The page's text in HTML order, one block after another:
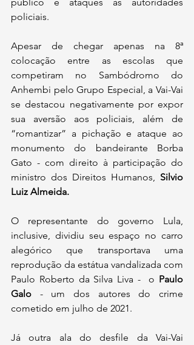
policiais.
Apesar de chegar apenas na 8ª
colocação entre as escolas que
competiram no Sambódromo do
Anhembi pelo Grupo Especial, a Vai-Vai
se destacou negativamente por expor
sua aversão aos policiais, além de
“romantizar” a pichação e ataque ao
monumento do bandeirante Borba
Gato - com direito à participação do
ministro dos Direitos Humanos, Silvio
Luiz Almeida.
O representante do governo Lula,
inclusive, dividiu seu espaço no carro
alegórico que transportava uma
reprodução da estátua vandalizada com
Paulo Roberto da Silva Liva -  o Paulo
Galo - um dos autores do crime
cometido em julho de 2021.
Já outra ala do desfile da Vai-Vai